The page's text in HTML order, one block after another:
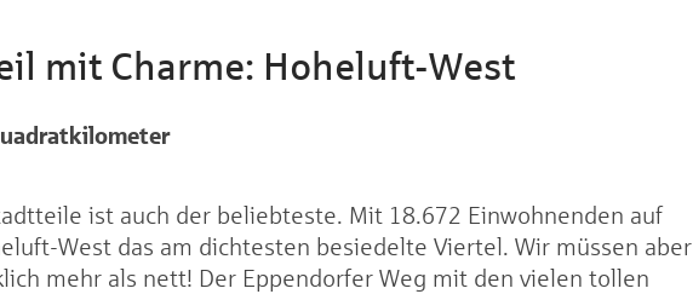
mit Charme: Hoheluft-West
ist auch der beliebteste. Mit 18.672 Einwohnenden auf
West das am dichtesten besiedelte Viertel. Wir müssen aber
mehr als nett! Der Eppendorfer Weg mit den vielen tollen